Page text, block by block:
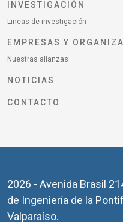
INVESTIGACIÓN
Lineas de investigación
EMPRESAS Y
Nuestras alianzas
NOTICIAS
CONTACTO
2026 - Avenida Brasil
de Ingeniería de la
Valparaíso.